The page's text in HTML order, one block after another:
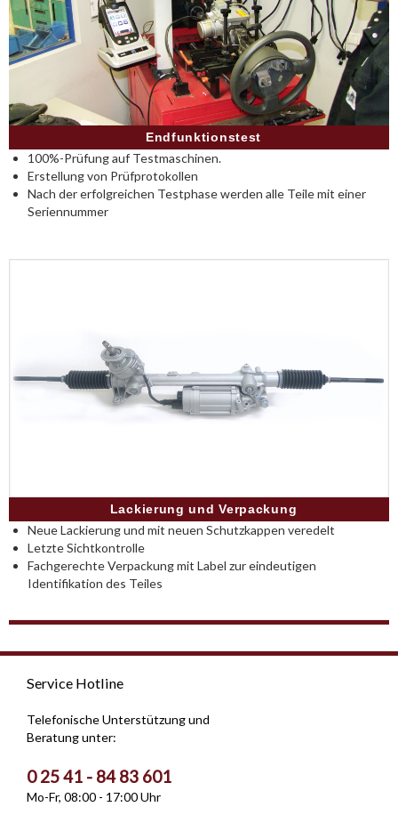
Endfunktionstest
100%-Prüfung auf Testmaschinen.
Erstellung von Prüfprotokollen
Nach der erfolgreichen Testphase werden alle Teile mit einer
Seriennummer
Lackierung und Verpackung
Neue Lackierung und mit neuen Schutzkappen veredelt
Letzte Sichtkontrolle
Fachgerechte Verpackung mit Label zur eindeutigen
Identifikation des Teiles
Service Hotline
Telefonische Unterstützung und
Beratung unter:
0 25 41 - 84 83 601
Mo-Fr, 08:00 - 17:00 Uhr